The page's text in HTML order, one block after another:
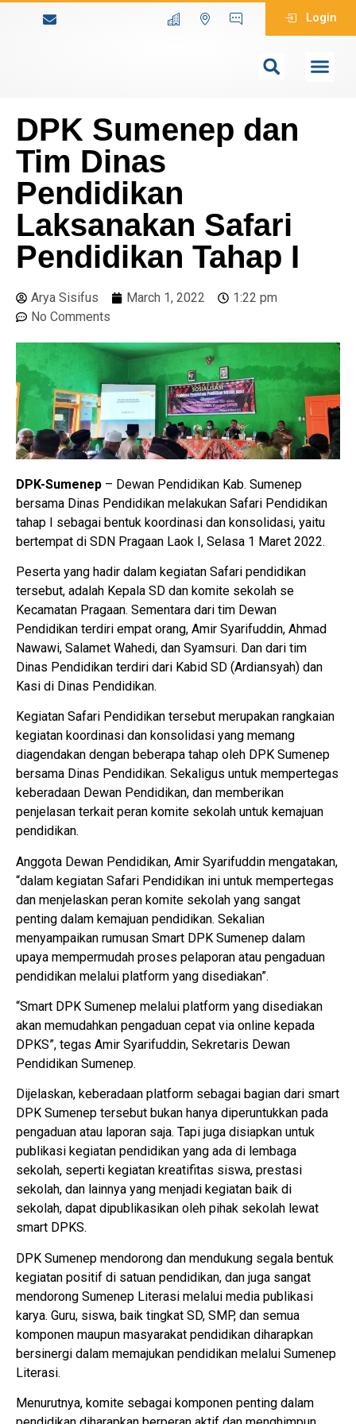
Login
DPK Sumenep dan
Tim Dinas
Pendidikan
Laksanakan Safari
Pendidikan Tahap I
Arya Sisifus March 1, 2022
1:22 pm
No Comments
DPK-Sumenep – Dewan Pendidikan Kab. Sumenep
bersama Dinas Pendidikan melakukan Safari Pendidikan
tahap I sebagai bentuk koordinasi dan konsolidasi, yaitu
bertempat di SDN Pragaan Laok I, Selasa 1 Maret 2022.
Peserta yang hadir dalam kegiatan Safari pendidikan
tersebut, adalah Kepala SD dan komite sekolah se
Kecamatan Pragaan. Sementara dari tim Dewan
Pendidikan terdiri empat orang, Amir Syarifuddin, Ahmad
Nawawi, Salamet Wahedi, dan Syamsuri. Dan dari tim
Dinas Pendidikan terdiri dari Kabid SD (Ardiansyah) dan
Kasi di Dinas Pendidikan.
Kegiatan Safari Pendidikan tersebut merupakan rangkaian
kegiatan koordinasi dan konsolidasi yang memang
diagendakan dengan beberapa tahap oleh DPK Sumenep
bersama Dinas Pendidikan. Sekaligus untuk mempertegas
keberadaan Dewan Pendidikan, dan memberikan
penjelasan terkait peran komite sekolah untuk kemajuan
pendidikan.
Anggota Dewan Pendidikan, Amir Syarifuddin mengatakan,
“dalam kegiatan Safari Pendidikan ini untuk mempertegas
dan menjelaskan peran komite sekolah yang sangat
penting dalam kemajuan pendidikan. Sekalian
menyampaikan rumusan Smart DPK Sumenep dalam
upaya mempermudah proses pelaporan atau pengaduan
pendidikan melalui platform yang disediakan”.
“Smart DPK Sumenep melalui platform yang disediakan
akan memudahkan pengaduan cepat via online kepada
DPKS”, tegas Amir Syarifuddin, Sekretaris Dewan
Pendidikan Sumenep.
Dijelaskan, keberadaan platform sebagai bagian dari smart
DPK Sumenep tersebut bukan hanya diperuntukkan pada
pengaduan atau laporan saja. Tapi juga disiapkan untuk
publikasi kegiatan pendidikan yang ada di lembaga
sekolah, seperti kegiatan kreatifitas siswa, prestasi
sekolah, dan lainnya yang menjadi kegiatan baik di
sekolah, dapat dipublikasikan oleh pihak sekolah lewat
smart DPKS.
DPK Sumenep mendorong dan mendukung segala bentuk
kegiatan positif di satuan pendidikan, dan juga sangat
mendorong Sumenep Literasi melalui media publikasi
karya. Guru, siswa, baik tingkat SD, SMP, dan semua
komponen maupun masyarakat pendidikan diharapkan
bersinergi dalam memajukan pendidikan melalui Sumenep
Literasi.
Menurutnya, komite sebagai komponen penting dalam